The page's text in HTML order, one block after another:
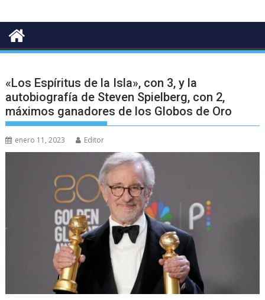
«Los Espíritus de la Isla», con 3, y la
autobiografía de Steven Spielberg, con 2,
máximos ganadores de los Globos de Oro
enero 11, 2023 Editor